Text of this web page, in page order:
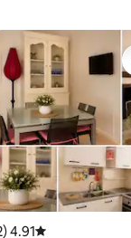
متوسط التقييم 4.91
4.91 (22)